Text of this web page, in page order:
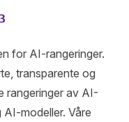
for AI-rangeringer.
transparente og
rangeringer av AI-
modeller. Våre